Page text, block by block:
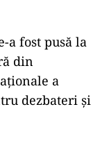
a fost pusă la
din
a
dezbateri și